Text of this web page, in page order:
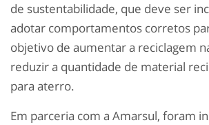
de sustentabilidade, que deve ser
adotar comportamentos corretos
objetivo de aumentar a reciclagem
reduzir a quantidade de material
para aterro.
Em parceria com a Amarsul, foram